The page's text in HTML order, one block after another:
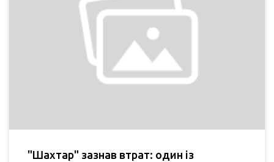
"Шахтар" зазнав втрат: один із